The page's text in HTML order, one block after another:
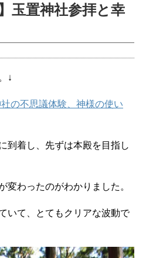
玉置神社参拝と幸
↓
の不思議体験、神様の使い
到着し、先ずは本殿を目指し
変わったのがわかりました。
いて、とてもクリアな波動で